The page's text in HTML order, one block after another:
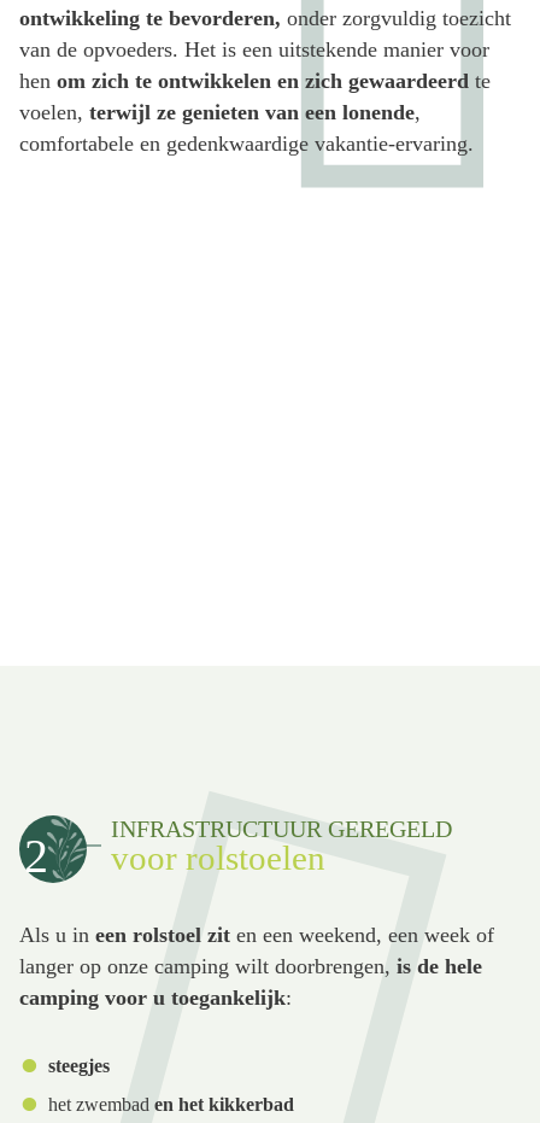
ontwikkeling te bevorderen, onder zorgvuldig toezicht
van de opvoeders. Het is een uitstekende manier voor
hen om zich te ontwikkelen en zich gewaardeerd te
voelen, terwijl ze genieten van een lonende,
comfortabele en gedenkwaardige vakantie-ervaring.
2 INFRASTRUCTUUR GEREGELD
voor rolstoelen
Als u in een rolstoel zit en een weekend, een week of
langer op onze camping wilt doorbrengen, is de hele
camping voor u toegankelijk:
steegjes
het zwembad en het kikkerbad